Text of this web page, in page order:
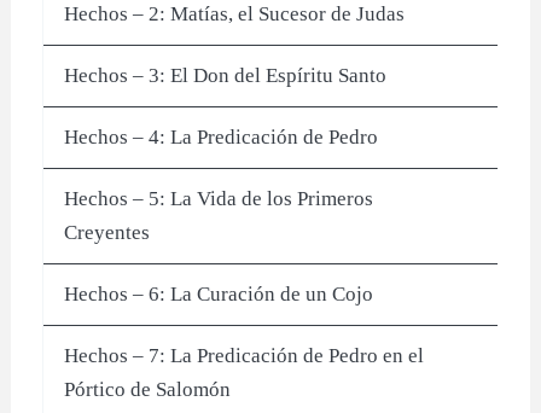
Hechos – 2: Matías, el Sucesor de Judas
Hechos – 3: El Don del Espíritu Santo
Hechos – 4: La Predicación de Pedro
Hechos – 5: La Vida de los Primeros
Creyentes
Hechos – 6: La Curación de un Cojo
Hechos – 7: La Predicación de Pedro en el
Pórtico de Salomón